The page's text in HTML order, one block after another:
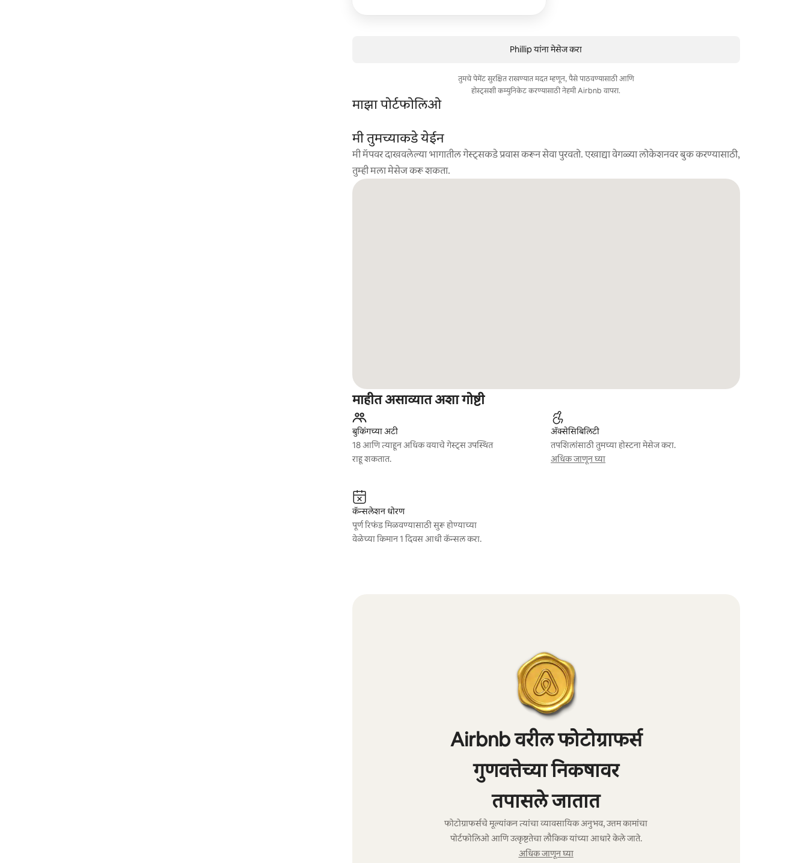
Phillip यांना मेसेज करा
तुमचे पेमेंट सुरक्षित राखण्यात मदत म्हणून, पैसे पाठवण्यासाठी आणि
होस्ट्सशी कम्युनिकेट करण्यासाठी नेहमी Airbnb वापरा.
माझा पोर्टफोलिओ
मी तुमच्याकडे येईन
मी मॅपवर दाखवलेल्या भागातील गेस्ट्सकडे प्रवास करून सेवा पुरवतो. एखाद्या वेगळ्या लोकेशनवर बुक करण्यासाठी,
तुम्ही मला मेसेज करू शकता.
माहीत असाव्यात अशा गोष्टी
बुकिंगच्या अटी
18 आणि त्याहून अधिक वयाचे गेस्ट्स उपस्थित
राहू शकतात.
ॲक्सेसिबिलिटी
तपशिलांसाठी तुमच्या होस्टना मेसेज करा.
अधिक जाणून घ्या
कॅन्सलेशन धोरण
पूर्ण रिफंड मिळवण्यासाठी सुरू होण्याच्या
वेळेच्या किमान 1 दिवस आधी कॅन्सल करा.
Airbnb वरील फोटोग्राफर्स
गुणवत्तेच्या निकषावर
तपासले जातात
फोटोग्राफर्सचे मूल्यांकन त्यांचा व्यावसायिक अनुभव, उत्तम कामांचा
पोर्टफोलिओ आणि उत्कृष्टतेचा लौकिक यांच्या आधारे केले जाते.
अधिक जाणून घ्या